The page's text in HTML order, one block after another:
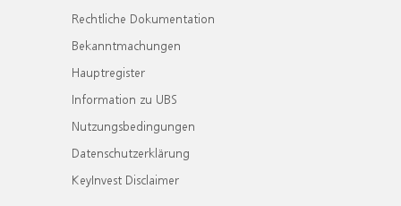
Rechtliche Dokumentation
Bekanntmachungen
Hauptregister
Information zu UBS
Nutzungsbedingungen
Datenschutzerklärung
KeyInvest Disclaimer